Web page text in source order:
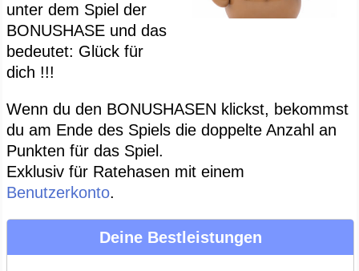
unter dem Spiel der
BONUSHASE und das
bedeutet: Glück für
dich !!!
Wenn du den BONUSHASEN klickst, bekommst
du am Ende des Spiels die doppelte Anzahl an
Punkten für das Spiel.
Exklusiv für Ratehasen mit einem
Benutzerkonto.
Deine Bestleistungen